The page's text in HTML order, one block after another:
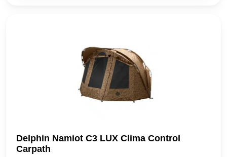
Delphin Namiot C3 LUX Clima Control
Carpath